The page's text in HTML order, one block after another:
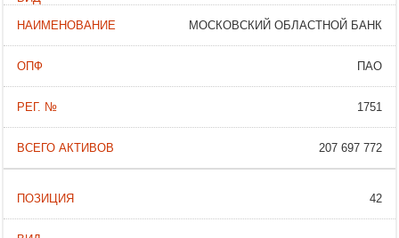
МОСКОВСКИЙ ОБЛАСТНОЙ БАНК
ПАО
1751
207 697 772
42